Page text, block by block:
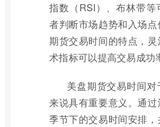
指数（RSI）、布林带等
者判断市场趋势和入场
期货交易时间的特点，
术指标可以提高交易成功
美盘期货交易时间
来说具有重要意义。通
季节下的交易时间安排